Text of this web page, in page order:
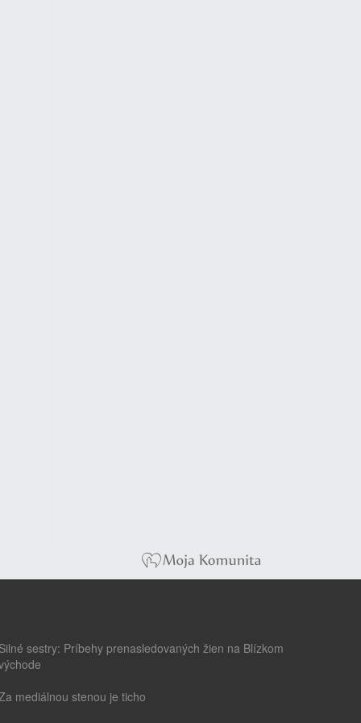
sestry: Príbehy prenasledovaných žien na Blízkom
mediálnou stenou je ticho